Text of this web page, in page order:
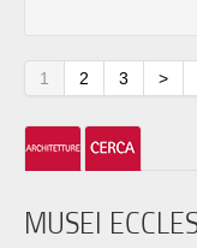
1 2 3 >
MUSEI